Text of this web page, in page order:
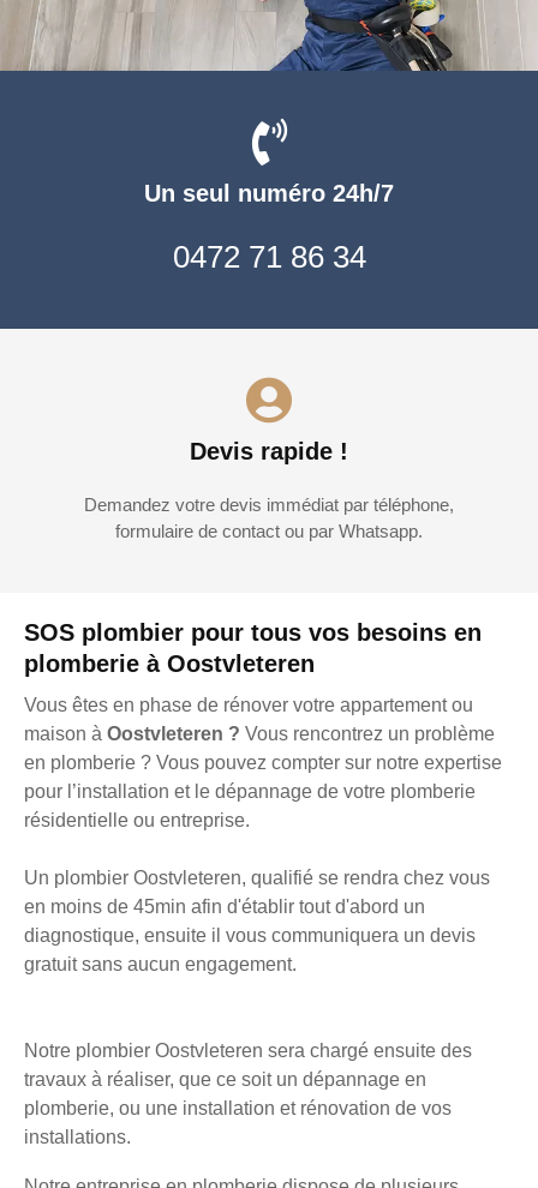
SOS plombier pour tous vos besoins en
plomberie à Oostvleteren
Vous êtes en phase de rénover votre appartement ou
maison à Oostvleteren ? Vous rencontrez un problème
en plomberie ? Vous pouvez compter sur notre expertise
pour l’installation et le dépannage de votre plomberie
résidentielle ou entreprise.
Un plombier Oostvleteren, qualifié se rendra chez vous
en moins de 45min afin d'établir tout d'abord un
diagnostique, ensuite il vous communiquera un devis
gratuit sans aucun engagement.
Notre plombier Oostvleteren sera chargé ensuite des
travaux à réaliser, que ce soit un dépannage en
plomberie, ou une installation et rénovation de vos
installations.
Un seul numéro 24h/7
0472 71 86 34
Devis rapide !
Demandez votre devis immédiat par téléphone,
formulaire de contact ou par Whatsapp.